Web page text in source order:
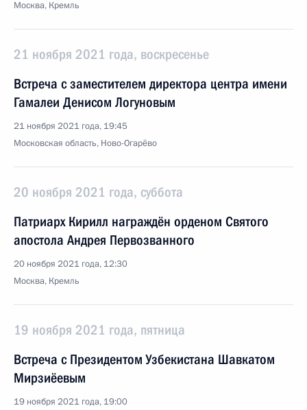
Москва, Кремль
21 ноября 2021 года, воскресенье
Встреча с заместителем директора центра имени
Гамалеи Денисом Логуновым
21 ноября 2021 года, 19:45
Московская область, Ново-Огарёво
20 ноября 2021 года, суббота
Патриарх Кирилл награждён орденом Святого
апостола Андрея Первозванного
20 ноября 2021 года, 12:30
Москва, Кремль
19 ноября 2021 года, пятница
Встреча с Президентом Узбекистана Шавкатом
Мирзиёевым
19 ноября 2021 года, 19:00